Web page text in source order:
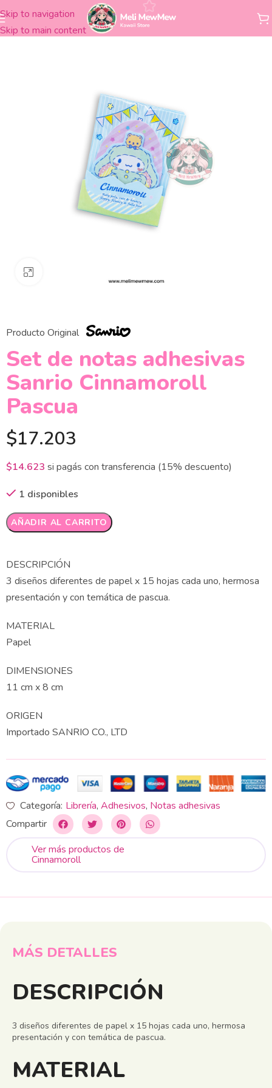
Skip to navigation
Skip to main content
Inicio Librería Adhesivos Notas adhesivas
Producto Original
Set de notas adhesivas
Sanrio Cinnamoroll
Pascua
$17.203
$14.623 si pagás con transferencia (15% descuento)
1 disponibles
AÑADIR AL CARRITO
Alternative:
DESCRIPCIÓN
3 diseños diferentes de papel x 15 hojas cada uno, hermosa
presentación y con temática de pascua.
MATERIAL
Papel
DIMENSIONES
11 cm x 8 cm
ORIGEN
Importado SANRIO CO., LTD
Categoría: Librería, Adhesivos, Notas adhesivas
Compartir
Ver más productos de
Cinnamoroll
MÁS DETALLES
DESCRIPCIÓN
3 diseños diferentes de papel x 15 hojas cada uno, hermosa
presentación y con temática de pascua.
MATERIAL